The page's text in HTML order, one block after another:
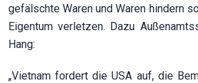
gefälschte Waren und Waren hindern
Eigentum verletzen. Dazu
Hang:
„Vietnam fordert die USA auf, die